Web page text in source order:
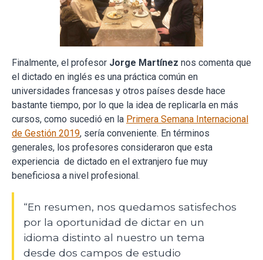
Finalmente, el profesor Jorge Martínez nos comenta que
el dictado en inglés es una práctica común en
universidades francesas y otros países desde hace
bastante tiempo, por lo que la idea de replicarla en más
cursos, como sucedió en la Primera Semana Internacional
de Gestión 2019, sería conveniente. En términos
generales, los profesores consideraron que esta
experiencia de dictado en el extranjero fue muy
beneficiosa a nivel profesional.
“En resumen, nos quedamos satisfechos
por la oportunidad de dictar en un
idioma distinto al nuestro un tema
desde dos campos de estudio